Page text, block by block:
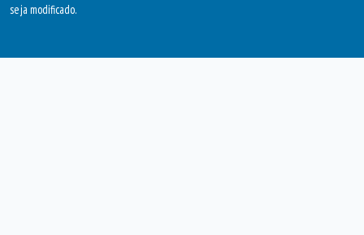
seja modificado.